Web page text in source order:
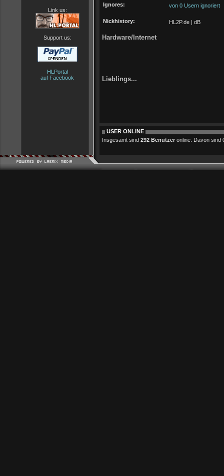
Link us:
Support us:
HLPortal
auf Facebook
Ignores:
von 0 Usern ignoriert
Nickhistory: HL2P.de | dB
Hardware/Internet
Lieblings...
USER ONLINE
Insgesamt sind 292 Benutzer online. Davon sind